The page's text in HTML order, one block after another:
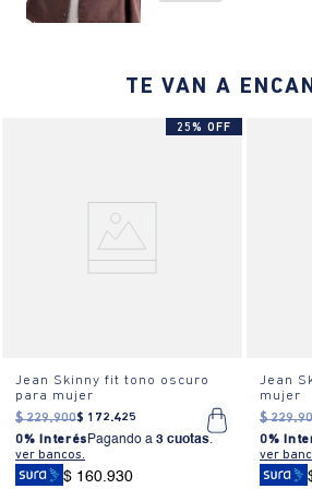
TE VAN A
25% OFF
Jean Skinny fit tono oscuro
para mujer
$ 229.900$ 172.425
0% Interés Pagando a 3 cuotas.
ver bancos.
$ 160.930
Jean
mujer
$ 229.
0%
ver